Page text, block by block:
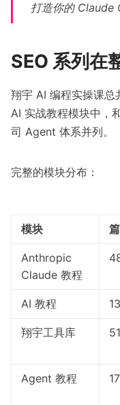
打造你的 Claude
SEO 系列在
翔宇 AI 编程实操课总
AI 实战教程模块中，
司 Agent 体系并列。
完整的模块分布：
模块
Anthropic
Claude 教程
AI 教程
翔宇工具库
Agent 教程